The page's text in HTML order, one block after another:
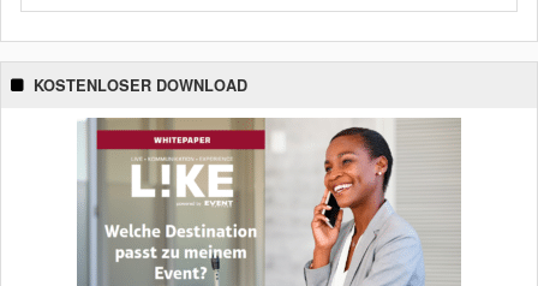
KOSTENLOSER DOWNLOAD